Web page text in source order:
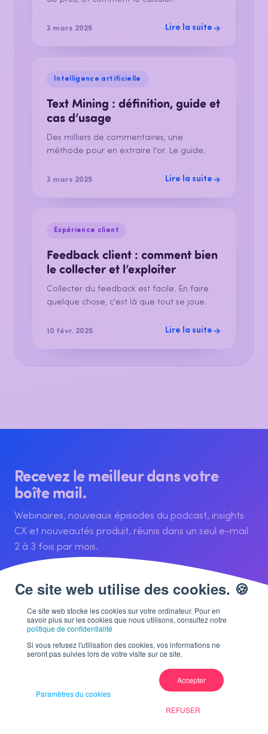
Ce site web stocke les cookies sur votre ordinateur. Pour en
savoir plus sur les cookies que nous utilisons, consultez notre
politique de confidentialité
Si vous refusez l'utilisation des cookies, vos informations ne
seront pas suivies lors de votre visite sur ce site.
Paramètres du cookies
Accepter
REFUSER
3 mars 2025 Lire la suite
Intelligence artificielle
Text Mining : définition, guide et
cas d’usage
Des milliers de commentaires, une
méthode pour en extraire l'or. Le guide.
3 mars 2025 Lire la suite
Expérience client
Feedback client : comment bien
le collecter et l’exploiter
Collecter du feedback est facile. En faire
quelque chose, c'est là que tout se joue.
10 févr. 2025 Lire la suite
Recevez le meilleur dans votre
boîte mail.
Webinaires, nouveaux épisodes du podcast, insights
CX et nouveautés produit, réunis dans un seul e-mail
2 à 3 fois par mois.
S'abonner à la newsletter
Ou réserver une démo